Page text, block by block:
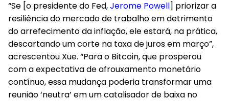
“Se [o presidente do Fed,Jerome Powell] priorizar a
resiliência do mercado de trabalho em detrimento
do arrefecimento da inflação, ele estará, na prática,
descartando um corte na taxa de juros em março”,
acrescentou Xue. “Para o Bitcoin, que prosperou
com a expectativa de afrouxamento monetário
contínuo, essa mudança poderia transformar uma
reunião ‘neutra’ em um catalisador de baixa no